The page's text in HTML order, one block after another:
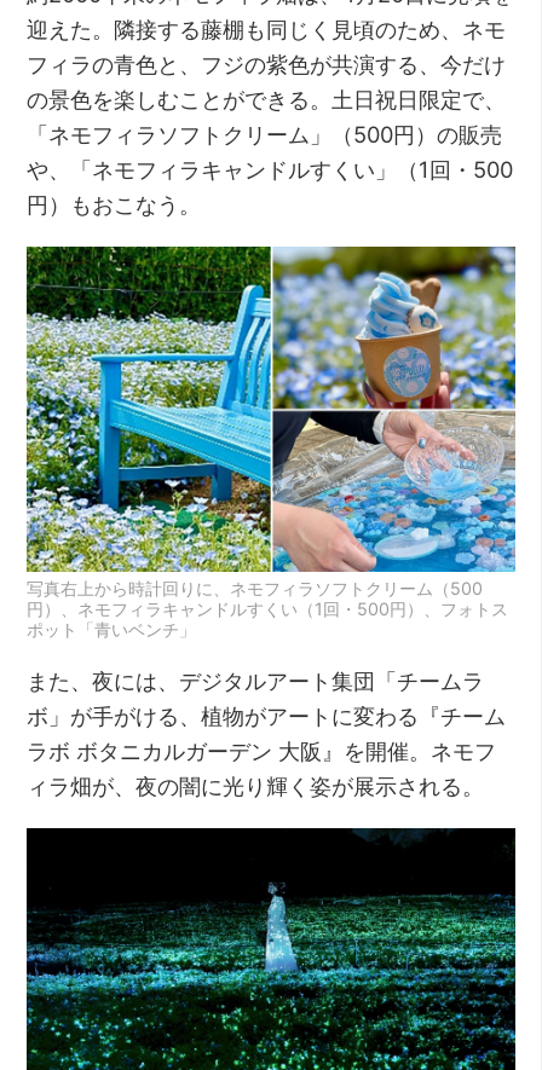
迎えた。隣接する藤棚も同じく見頃のため、ネモ
フィラの青色と、フジの紫色が共演する、今だけ
の景色を楽しむことができる。土日祝日限定で、
「ネモフィラソフトクリーム」（500円）の販売
や、「ネモフィラキャンドルすくい」（1回・500
円）もおこなう。
写真右上から時計回りに、ネモフィラソフトクリーム（500
円）、ネモフィラキャンドルすくい（1回・500円）、フォトス
ポット「青いベンチ」
また、夜には、デジタルアート集団「チームラ
ボ」が手がける、植物がアートに変わる『チーム
ラボ ボタニカルガーデン 大阪』を開催。ネモフ
ィラ畑が、夜の闇に光り輝く姿が展示される。